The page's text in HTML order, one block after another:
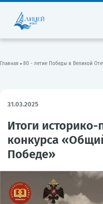
Главная 80 - летие Победы в Великой
31.03.2025
Итоги историко-
конкурса
Победе»